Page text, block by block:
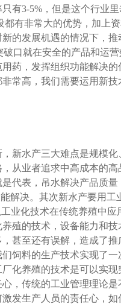
有3-5%，但是这个行业
有非常大的优势，加上
的发展机遇的情况下，
口就在安全的产品和运
药，发挥组织功能解决的
常高，我们需要运用新
新水产三大难点是规模化
从业者追求中高成本的
代表，吊水解决产品质
解决。其次新水产要用工
业化技术在传统养殖中应
殖的技术，设备能力和
甚至还有误解，造成了推
饲料的生产技术实现了一
化养殖的技术是可以实
，传统的工业管理理论是
发生产人员的责任心，